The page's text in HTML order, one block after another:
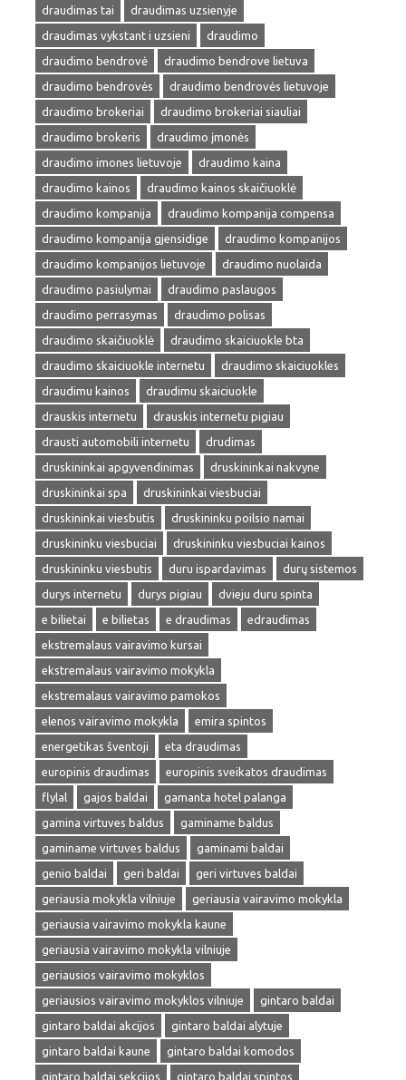
draudimas tai
draudimas uzsienyje
draudimas vykstant i uzsieni
draudimo
draudimo bendrovė
draudimo bendrove lietuva
draudimo bendrovės
draudimo bendrovės lietuvoje
draudimo brokeriai
draudimo brokeriai siauliai
draudimo brokeris
draudimo įmonės
draudimo imones lietuvoje
draudimo kaina
draudimo kainos
draudimo kainos skaičiuoklė
draudimo kompanija
draudimo kompanija compensa
draudimo kompanija gjensidige
draudimo kompanijos
draudimo kompanijos lietuvoje
draudimo nuolaida
draudimo pasiulymai
draudimo paslaugos
draudimo perrasymas
draudimo polisas
draudimo skaičiuoklė
draudimo skaiciuokle bta
draudimo skaiciuokle internetu
draudimo skaiciuokles
draudimu kainos
draudimu skaiciuokle
drauskis internetu
drauskis internetu pigiau
drausti automobili internetu
drudimas
druskininkai apgyvendinimas
druskininkai nakvyne
druskininkai spa
druskininkai viesbuciai
druskininkai viesbutis
druskininku poilsio namai
druskininku viesbuciai
druskininku viesbuciai kainos
druskininku viesbutis
duru ispardavimas
durų sistemos
durys internetu
durys pigiau
dvieju duru spinta
e bilietai
e bilietas e draudimas
edraudimas
ekstremalaus vairavimo kursai
ekstremalaus vairavimo mokykla
ekstremalaus vairavimo pamokos
elenos vairavimo mokykla
emira spintos
energetikas šventoji
eta draudimas
europinis draudimas
europinis sveikatos draudimas
flylal
gajos baldai
gamanta hotel palanga
gamina virtuves baldus
gaminame baldus
gaminame virtuves baldus
gaminami baldai
genio baldai
geri baldai
geri virtuves baldai
geriausia mokykla vilniuje
geriausia vairavimo mokykla
geriausia vairavimo mokykla kaune
geriausia vairavimo mokykla vilniuje
geriausios vairavimo mokyklos
geriausios vairavimo mokyklos vilniuje
gintaro baldai
gintaro baldai akcijos
gintaro baldai alytuje
gintaro baldai kaune
gintaro baldai komodos
gintaro baldai sekcijos
gintaro baldai spintos